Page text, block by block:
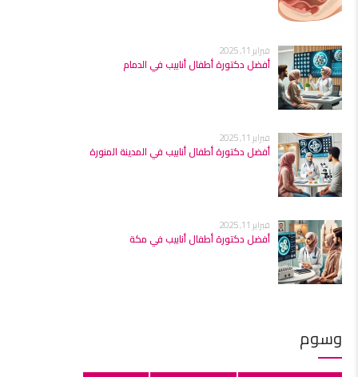
فبراير 11, 2025
أفضل دكتورة أطفال أنابيب في الدمام
فبراير 11, 2025
أفضل دكتورة أطفال أنابيب في المدينة المنورة
فبراير 11, 2025
أفضل دكتورة أطفال أنابيب في مكة
وسوم